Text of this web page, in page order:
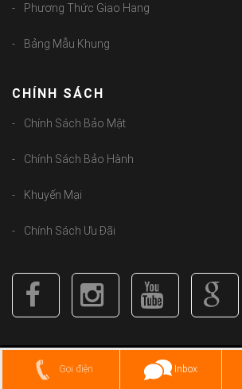
Phương Thức Giao Hang
Bảng Mẫu Khung
CHÍNH SÁCH
Chính Sách Bảo Mật
Chính Sách Bảo Hành
Khuyến Mại
Chính Sách Ưu Đãi
Copyright (C) 2018 guongbolen.com .
Gọi điện Inbox